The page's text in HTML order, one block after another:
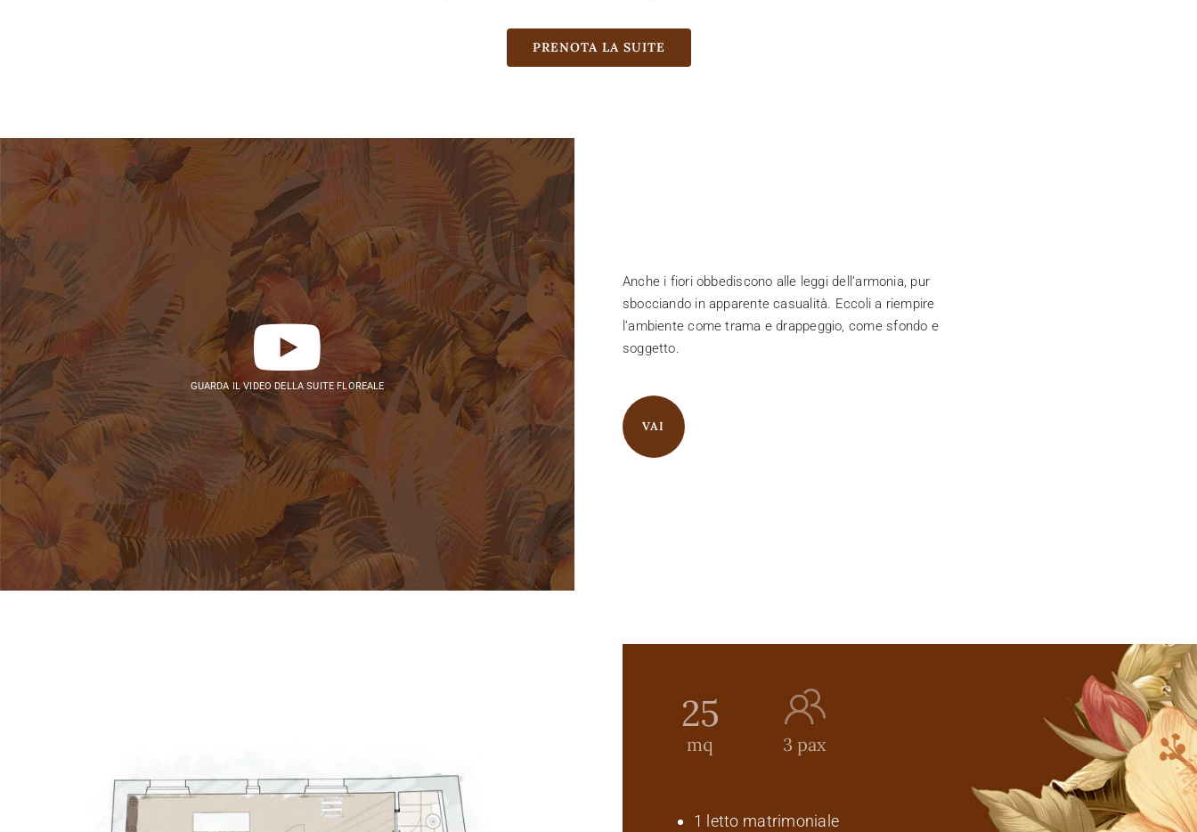
PRENOTA LA SUITE
GUARDA IL VIDEO DELLA SUITE FLOREALE
Anche i fiori obbediscono alle leggi dell’armonia, pur
sbocciando in apparente casualità. Eccoli a riempire
l’ambiente come trama e drappeggio, come sfondo e
soggetto.
VAI
25
mq 3 pax
1 letto matrimoniale